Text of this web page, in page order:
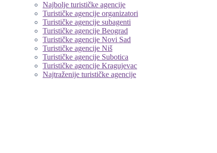
Najbolje turističke agencije
Turističke agencije organizatori
Turističke agencije subagenti
Turističke agencije Beograd
Turističke agencije Novi Sad
Turističke agencije Niš
Turističke agencije Subotica
Turističke agencije Kragujevac
Najtraženije turističke agencije